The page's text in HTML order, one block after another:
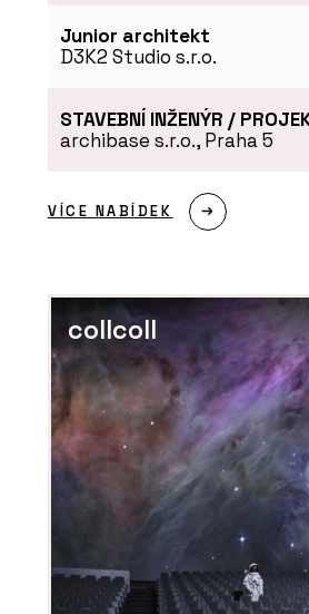
Junior architekt
D3K2 Studio s.r.o.
STAVEBNÍ INŽENÝR /
archibase s.r.o., Praha 5
VÍCE NABÍDEK
collcoll